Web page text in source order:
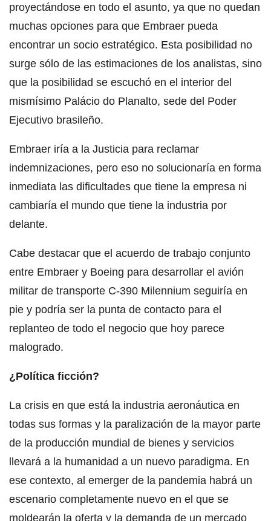
proyectándose en todo el asunto, ya que no quedan
muchas opciones para que Embraer pueda
encontrar un socio estratégico. Esta posibilidad no
surge sólo de las estimaciones de los analistas, sino
que la posibilidad se escuchó en el interior del
mismísimo Palácio do Planalto, sede del Poder
Ejecutivo brasileño.
Embraer iría a la Justicia para reclamar
indemnizaciones, pero eso no solucionaría en forma
inmediata las dificultades que tiene la empresa ni
cambiaría el mundo que tiene la industria por
delante.
Cabe destacar que el acuerdo de trabajo conjunto
entre Embraer y Boeing para desarrollar el avión
militar de transporte C-390 Milennium seguiría en
pie y podría ser la punta de contacto para el
replanteo de todo el negocio que hoy parece
malogrado.
¿Política ficción?
La crisis en que está la industria aeronáutica en
todas sus formas y la paralización de la mayor parte
de la producción mundial de bienes y servicios
llevará a la humanidad a un nuevo paradigma. En
ese contexto, al emerger de la pandemia habrá un
escenario completamente nuevo en el que se
moldearán la oferta y la demanda de un mercado